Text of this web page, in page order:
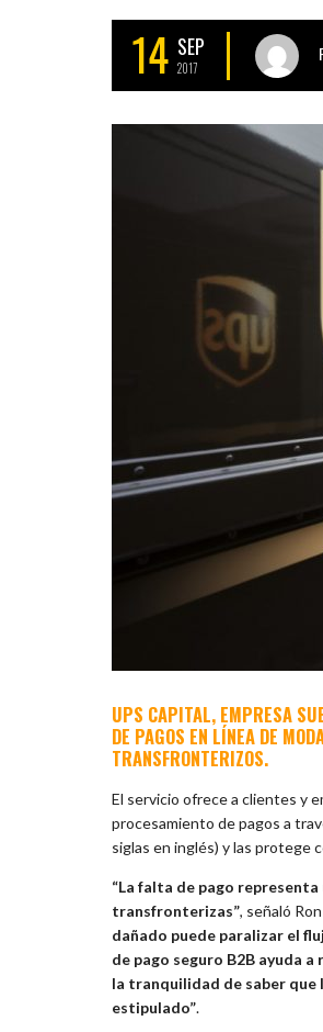
14 SEP
2017
UPS CAPITAL, EMPRESA
DE PAGOS EN LÍNEA DE
TRANSFRONTERIZOS.
El servicio ofrece a clientes y
procesamiento de pagos a
siglas en inglés) y las protege
“La falta de pago
transfronterizas”, señaló
dañado puede paralizar el
de pago seguro B2B ayuda
la tranquilidad de saber que
estipulado”.